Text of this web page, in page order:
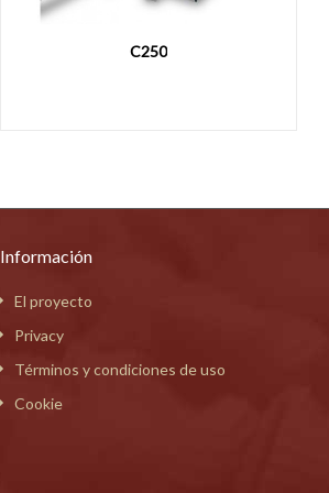
MACCHINA PER PASTA RZ50
Información
El proyecto
Privacy
Términos y condiciones de uso
Cookie